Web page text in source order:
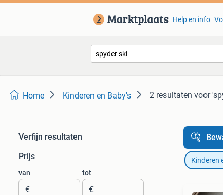
Help en info
Home Kinderen en Baby's 2 resultaten voor
Verfijn resultaten
Prijs
van
€
tot
€
Kinderen